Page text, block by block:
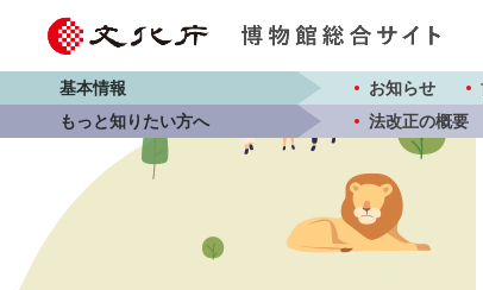
基本情報 お知らせ
もっと知りたい方へ
法改正の概要